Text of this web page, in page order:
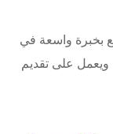
بخبرة واسعة في
ويعمل على تقديم